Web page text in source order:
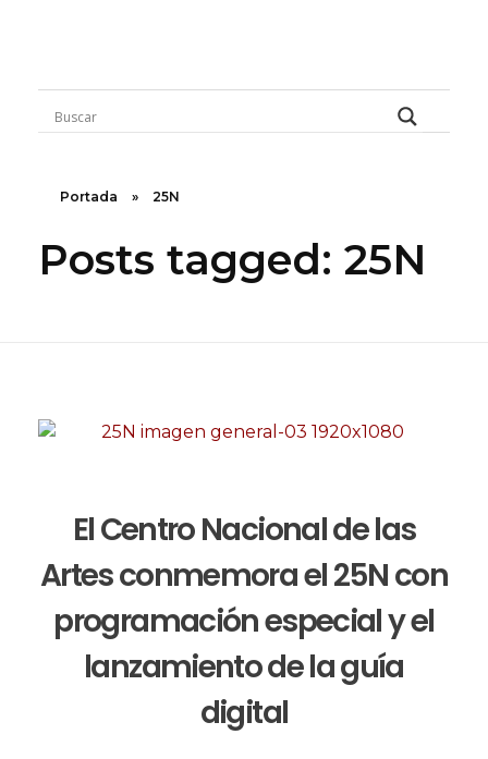
Rugidos Disidentes
Bogotá - Colombia | ISSN 2619-5569
Portada » 25N
Posts tagged: 25N
El Centro Nacional de las
Artes conmemora el 25N con
programación especial y el
lanzamiento de la guía
digital